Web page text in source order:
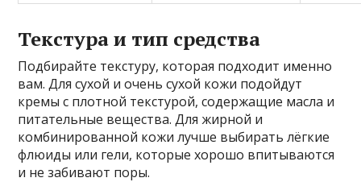
Текстура и тип средства
Подбирайте текстуру, которая подходит именно
вам. Для сухой и очень сухой кожи подойдут
кремы с плотной текстурой, содержащие масла и
питательные вещества. Для жирной и
комбинированной кожи лучше выбирать лёгкие
флюиды или гели, которые хорошо впитываются
и не забивают поры.